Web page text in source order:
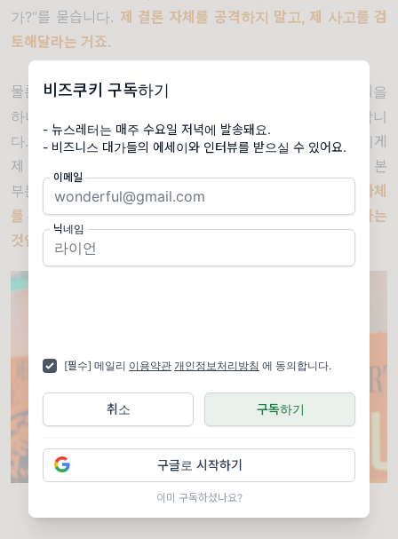
비즈쿠키 구독하기
- 뉴스레터는 매주 수요일 저녁에 발송돼요.
- 비즈니스 대가들의 에세이와 인터뷰를 받으실 수 있어요.
이메일
닉네임
[필수] 메일리 이용약관 개인정보처리방침 에 동의합니다.
구독하기
취소
구글로 시작하기
이미 구독하셨나요?
가?”를 묻습니다. 제 결론 자체를 공격하지 말고, 제 사고를 검
토해달라는 거죠.
물론 저는 코호스트 네트워크를 검토하는 회의에서 원칙을
하나하나 들고 있지는 않습니다
그냥 직관적으로 결정합니
다. “ 저는X 를 해야 한다고 생각합니다. 왜냐하면 이렇고
이게
제 작업과 사고 과정입니다
제가 맞게 본
부분과 틀리게 본 부분은 무엇입니까
가장 중요한 건 답 자체
를 두고 싸우는 게 아니라,그 답에 이르게 한 첫 원칙을 토론하는
것입니다.
<출처: Startups.com>